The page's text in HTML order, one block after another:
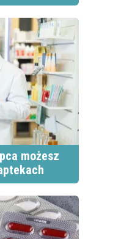
możesz